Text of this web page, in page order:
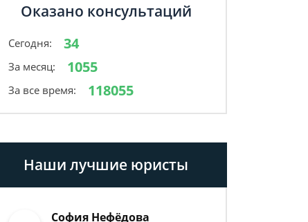
Оказано консультаций
Сегодня: 34
За месяц: 1055
За все время: 118055
Наши лучшие юристы
София Нефёдова